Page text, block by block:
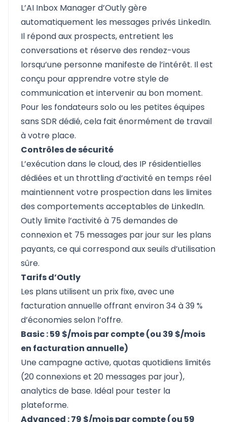
L’AI Inbox Manager d’Outly gère
automatiquement les messages privés LinkedIn.
Il répond aux prospects, entretient les
conversations et réserve des rendez-vous
lorsqu’une personne manifeste de l’intérêt. Il est
conçu pour apprendre votre style de
communication et intervenir au bon moment.
Pour les fondateurs solo ou les petites équipes
sans SDR dédié, cela fait énormément de travail
à votre place.
Contrôles de sécurité
L’exécution dans le cloud, des IP résidentielles
dédiées et un throttling d’activité en temps réel
maintiennent votre prospection dans les limites
des comportements acceptables de LinkedIn.
Outly limite l’activité à 75 demandes de
connexion et 75 messages par jour sur les plans
payants, ce qui correspond aux seuils d’utilisation
sûre.
Tarifs d’Outly
Les plans utilisent un prix fixe, avec une
facturation annuelle offrant environ 34 à 39 %
d’économies selon l’offre.
Basic : 59 $/mois par compte (ou 39 $/mois
en facturation annuelle)
Une campagne active, quotas quotidiens limités
(20 connexions et 20 messages par jour),
analytics de base. Idéal pour tester la
plateforme.
Advanced : 79 $/mois par compte (ou 59